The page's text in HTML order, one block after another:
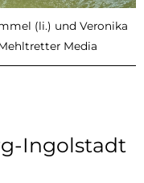
(li.) und Veronika
Media
Ingolstadt